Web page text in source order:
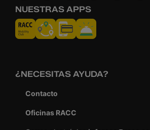
NUESTRAS APPS
¿NECESITAS AYUDA?
Contacto
Oficinas RACC